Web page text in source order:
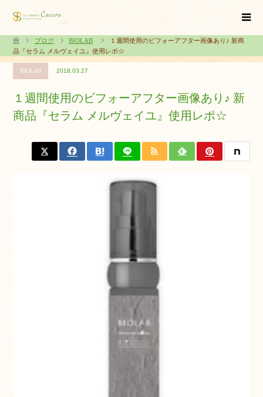
ブログ BIOLAB
１週間使用のビフォーアフター画像あり♪ 新商
品『セラム メルヴェイユ』使用レポ☆
BIOLAB 2018.03.27
１週間使用のビフォーアフター画像あり♪ 新
商品『セラム メルヴェイユ』使用レポ☆